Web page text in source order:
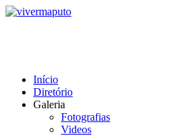
Início
Diretório
Galeria
Fotografias
Videos